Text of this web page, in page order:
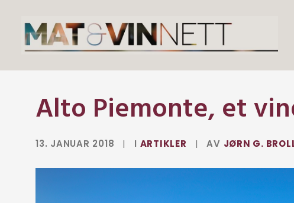
Alto Piemonte, et
13. JANUAR 2018 | I ARTIKLER | AV JØRN G.